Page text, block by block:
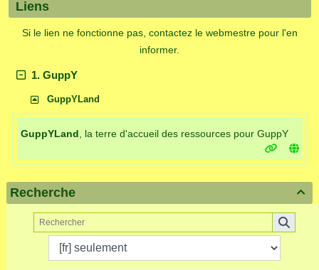
Liens
Si le lien ne fonctionne pas, contactez le webmestre pour l'en
informer.
1. GuppY
GuppYLand
GuppYLand , la terre d'accueil des ressources pour GuppY

Recherche